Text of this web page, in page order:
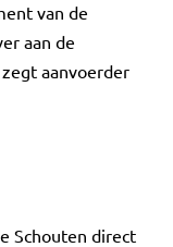
van de
aan de
aanvoerder
Schouten direct